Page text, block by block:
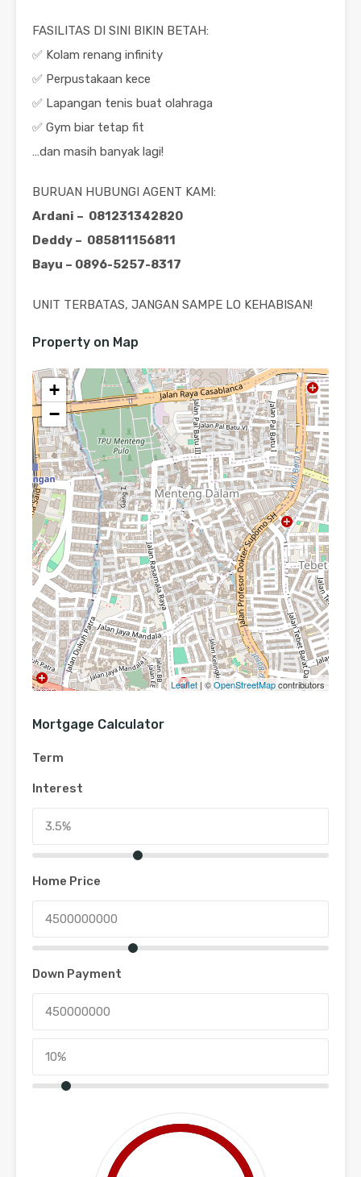
FASILITAS DI SINI BIKIN BETAH:
✅ Kolam renang infinity
✅ Perpustakaan kece
✅ Lapangan tenis buat olahraga
✅ Gym biar tetap fit
…dan masih banyak lagi!
BURUAN HUBUNGI AGENT KAMI:
Ardani – 081231342820
Deddy – 085811156811
Bayu – 0896-5257-8317
UNIT TERBATAS, JANGAN SAMPE LO KEHABISAN!
Property on Map
+
−
Leaflet | ©OpenStreetMapcontributors
Mortgage Calculator
Term
Interest
Home Price
Down Payment